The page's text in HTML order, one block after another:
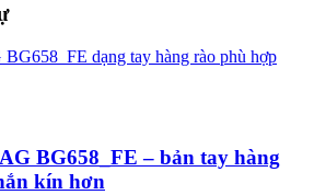
BG658_FE – bản tay hàng
kín hơn